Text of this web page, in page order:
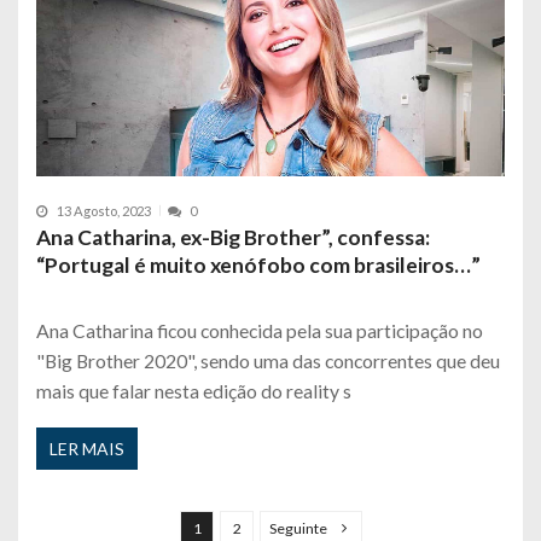
13 Agosto, 2023 0
Ana Catharina, ex-Big Brother”, confessa:
“Portugal é muito xenófobo com brasileiros…”
Ana Catharina ficou conhecida pela sua participação no
"Big Brother 2020", sendo uma das concorrentes que deu
mais que falar nesta edição do reality s
LER MAIS
1 2 Seguinte